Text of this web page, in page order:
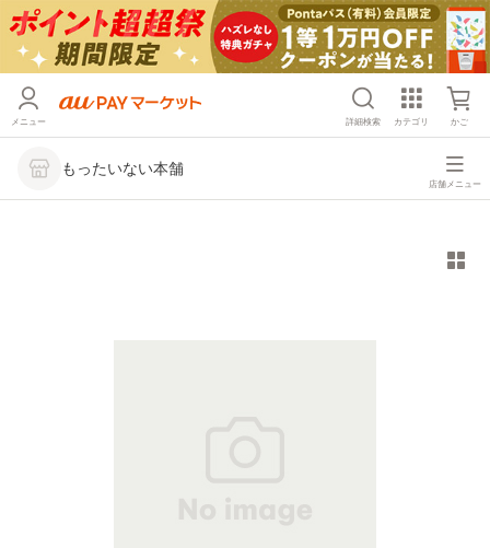
メニュー 詳細検索 カテゴリ かご
もったいない本舗
店舗メニュー